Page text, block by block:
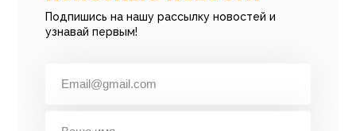
Подпишись на нашу рассылку новостей и
узнавай первым!